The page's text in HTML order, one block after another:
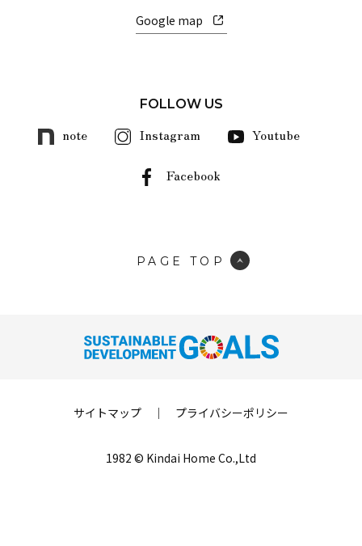
Google map
FOLLOW US
note Instagram Youtube
Facebook
PAGE TOP
サイトマップ ｜ プライバシーポリシー
1982 © Kindai Home Co.,Ltd